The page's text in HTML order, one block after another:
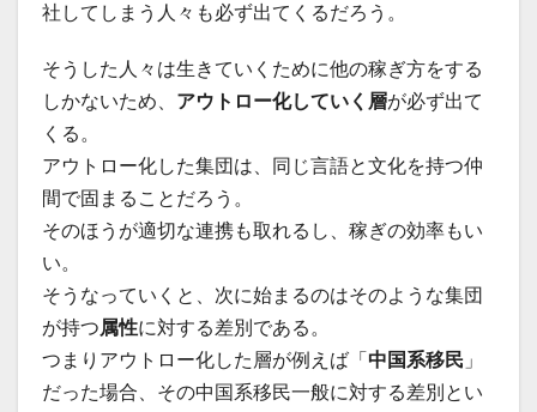
社してしまう人々も必ず出てくるだろう。
そうした人々は生きていくために他の稼ぎ方をする
しかないため、 アウトロー化していく層が必ず出て
くる。
アウトロー化した集団は、同じ言語と文化を持つ仲
間で固まることだろう。
そのほうが適切な連携も取れるし、稼ぎの効率もい
い。
そうなっていくと、次に始まるのはそのような集団
が持つ属性に対する差別である。
つまりアウトロー化した層が例えば「 中国系移民 」
だった場合、その中国系移民一般に対する差別とい